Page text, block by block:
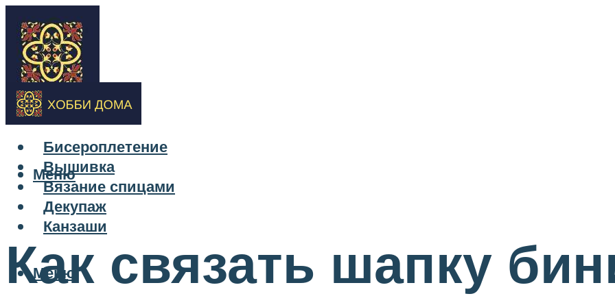
Бисероплетение
Вышивка
Вязание спицами
Декупаж
Канзаши
Меню
Меню
Как связать шапку